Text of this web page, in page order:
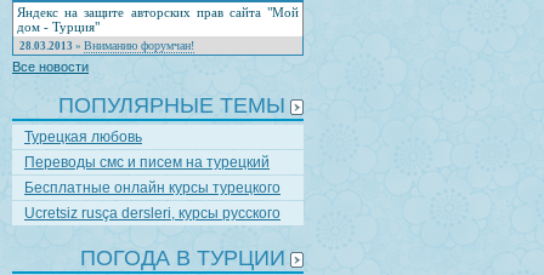
Яндекс на защите авторских прав сайта "Мой
дом - Турция"
28.03.2013 » Вниманию форумчан!
Все новости
ПОПУЛЯРНЫЕ ТЕМЫ
Турецкая любовь
Переводы смс и писем на турецкий
Бесплатные онлайн курсы турецкого
Ucretsiz rusça dersleri, курсы русского
ПОГОДА В ТУРЦИИ